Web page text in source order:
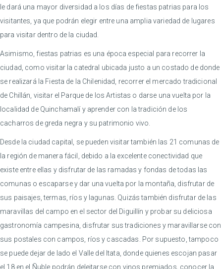
le dará una mayor diversidad a los días de fiestas patrias para los
visitantes, ya que podrán elegir entre una amplia variedad de lugares
para visitar dentro de la ciudad.
Asimismo, fiestas patrias es una época especial para recorrer la
ciudad, como visitar la catedral ubicada justo a un costado de donde
se realizará la Fiesta de la Chilenidad, recorrer el mercado tradicional
de Chillán, visitar el Parque de los Artistas o darse una vuelta por la
localidad de Quinchamalí y aprender con la tradición de los
cacharros de greda negra y su patrimonio vivo.
Desde la ciudad capital, se pueden visitar también las 21 comunas de
la región de manera fácil, debido a la excelente conectividad que
existe entre ellas y disfrutar de las ramadas y fondas de todas las
comunas o escaparse y dar una vuelta por la montaña, disfrutar de
sus paisajes, termas, ríos y lagunas. Quizás también disfrutar de las
maravillas del campo en el sector del Diguillín y probar su deliciosa
gastronomía campesina, disfrutar sus tradiciones y maravillarse con
sus postales con campos, ríos y cascadas. Por supuesto, tampoco
se puede dejar de lado el Valle del Itata, donde quienes escojan pasar
el 18 en el Ñuble podrán deleitarse con vinos premiados, conocer la